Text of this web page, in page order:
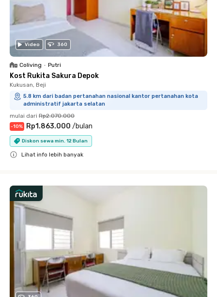
Video 360
Coliving • Putri
Kost Rukita Sakura Depok
Kukusan, Beji
5.8 km dari badan pertanahan nasional kantor pertanahan kota
administratif jakarta selatan
mulai dari Rp2.070.000
-10% Rp1.863.000 /bulan
Diskon sewa min. 12 Bulan
Lihat info lebih banyak